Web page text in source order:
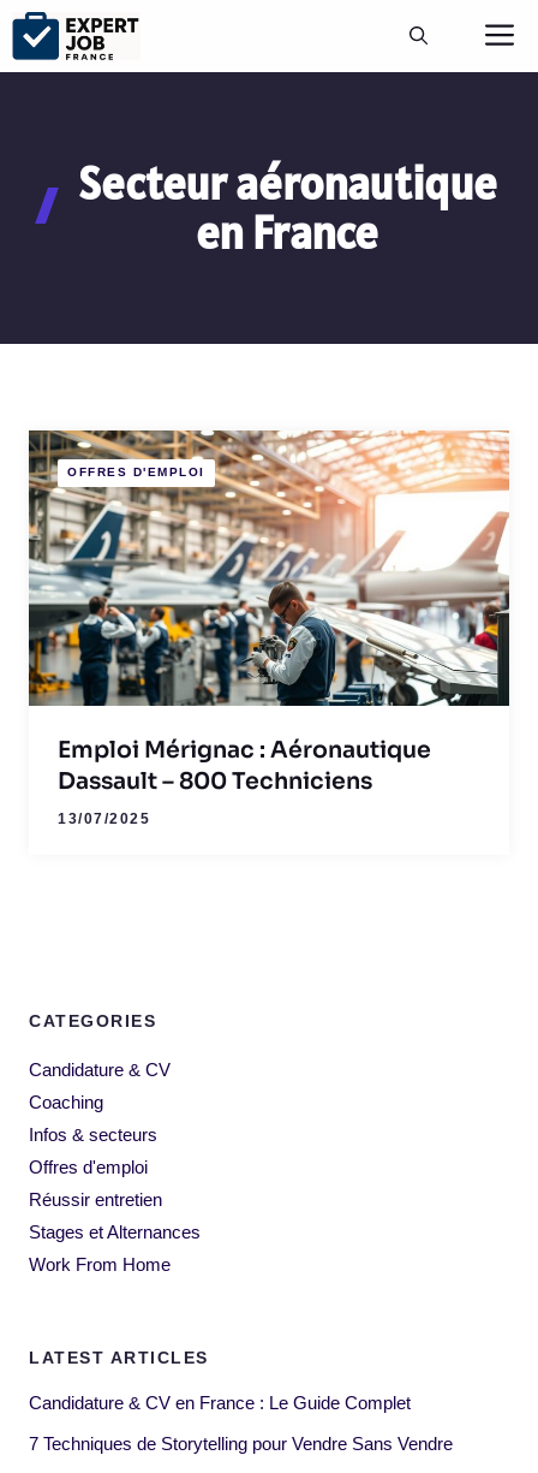
Aller
contenu
Secteur aéronautique
en France
OFFRES D'EMPLOI
Emploi Mérignac : Aéronautique
Dassault – 800 Techniciens
13/07/2025
CATEGORIES
Candidature & CV
Coaching
Infos & secteurs
Offres d'emploi
Réussir entretien
Stages et Alternances
Work From Home
LATEST ARTICLES
Candidature & CV en France : Le Guide Complet
7 Techniques de Storytelling pour Vendre Sans Vendre